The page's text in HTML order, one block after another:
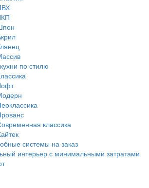
по стилю
классика
системы на заказ
интерьер с минимальными затратами